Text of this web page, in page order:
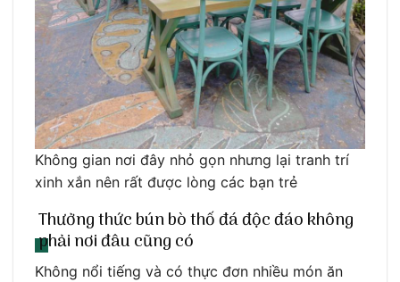
Không gian nơi đây nhỏ gọn nhưng lại tranh trí
xinh xắn nên rất được lòng các bạn trẻ
Thưởng thức bún bò thố đá độc đáo không
phải nơi đâu cũng có
Không nổi tiếng và có thực đơn nhiều món ăn